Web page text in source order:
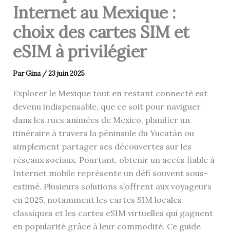
Internet au Mexique :
choix des cartes SIM et
eSIM à privilégier
ParGina /23 juin 2025
Explorer le Mexique tout en restant connecté est
devenu indispensable, que ce soit pour naviguer
dans les rues animées de Mexico, planifier un
itinéraire à travers la péninsule du Yucatán ou
simplement partager ses découvertes sur les
réseaux sociaux. Pourtant, obtenir un accès fiable à
Internet mobile représente un défi souvent sous-
estimé. Plusieurs solutions s’offrent aux voyageurs
en 2025, notamment les cartes SIM locales
classiques et les cartes eSIM virtuelles qui gagnent
en popularité grâce à leur commodité. Ce guide